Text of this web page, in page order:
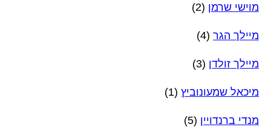
מוישי שרמן (2)
מיילך הגר (4)
מיילך זולדן (3)
מיכאל שמעונוביץ (1)
מנדי ברנדויין (5)